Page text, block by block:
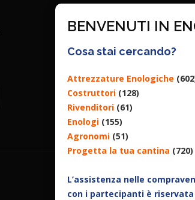
BENVENUTI IN
Cosa stai cercando?
Attrezzature Enologiche
Costruttori (128)
Rivenditori (61)
Enologi (155)
Agronomi (51)
Progetta la tua cantina (720)
L’assistenza nelle
con i partecipanti è